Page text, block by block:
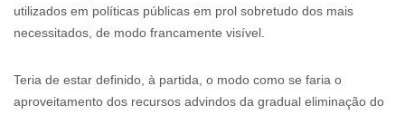
utilizados em políticas públicas em prol sobretudo dos mais
necessitados, de modo francamente visível.
Teria de estar definido, à partida, o modo como se faria o
aproveitamento dos recursos advindos da gradual eliminação do